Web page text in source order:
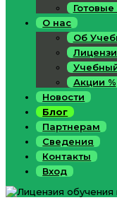
О нас
Об
Акции %
Новости
Блог
Партнерам
Сведения
Контакты
Вход